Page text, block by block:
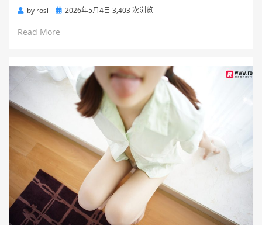
by rosi
Posted2026年5月4日 3,403 次浏览
Read More